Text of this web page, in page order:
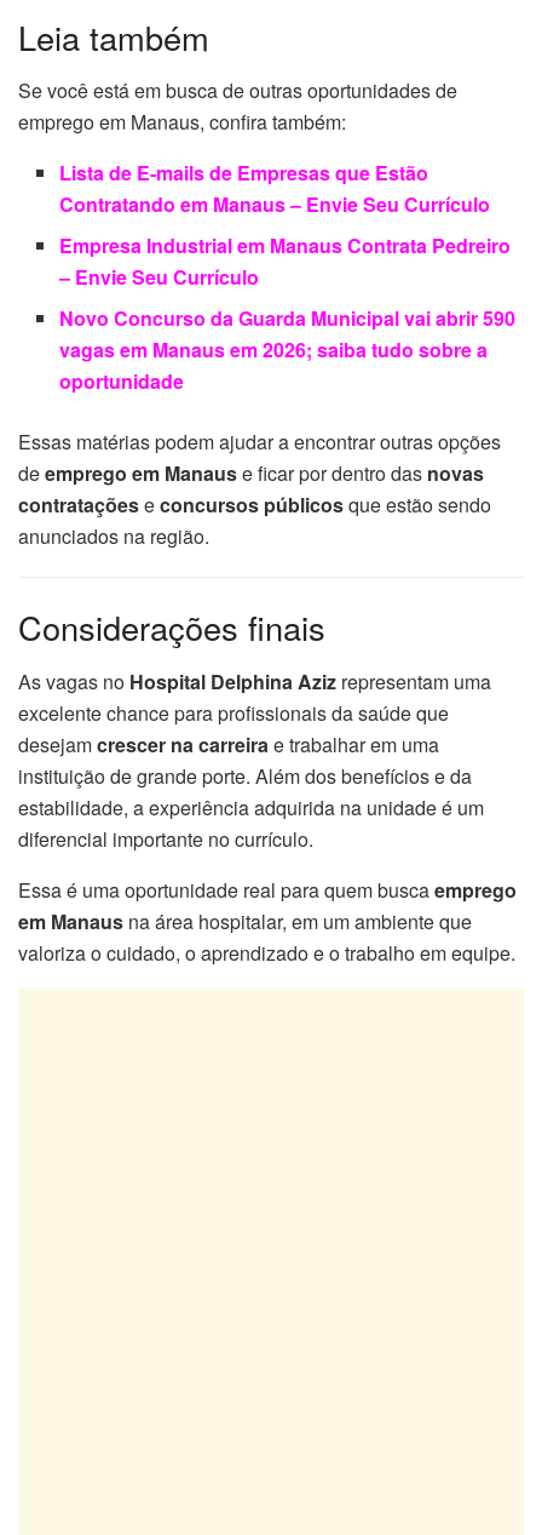
Leia também
Se você está em busca de outras oportunidades de
emprego em Manaus, confira também:
Lista de E-mails de Empresas que Estão
Contratando em Manaus – Envie Seu Currículo
Empresa Industrial em Manaus Contrata Pedreiro
– Envie Seu Currículo
Novo Concurso da Guarda Municipal vai abrir 590
vagas em Manaus em 2026; saiba tudo sobre a
oportunidade
Essas matérias podem ajudar a encontrar outras opções
deemprego em Manause ficar por dentro das novas
contrataçõeseconcursos públicosque estão sendo
anunciados na região.
Considerações finais
As vagas no Hospital Delphina Aziz representam uma
excelente chance para profissionais da saúde que
desejamcrescer na carreirae trabalhar em uma
instituição de grande porte. Além dos benefícios e da
estabilidade, a experiência adquirida na unidade é um
diferencial importante no currículo.
Essa é uma oportunidade real para quem buscaemprego
em Manaus na área hospitalar, em um ambiente que
valoriza o cuidado, o aprendizado e o trabalho em equipe.